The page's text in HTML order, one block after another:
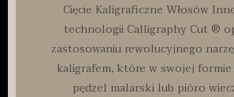
Cięcie Kaligraficzne Włosów
technologii Calligraphy Cut ®
zastosowaniu rewolucyjnego
kaligrafem, które w swojej
pędzel malarski lub pióro